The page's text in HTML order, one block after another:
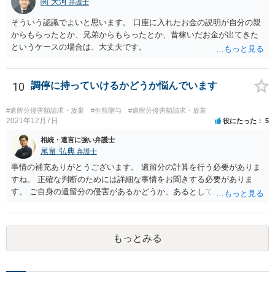
弁護士
そういう認識でよいと思います。 口座に入れたお金の説明が自分の親
からもらったとか、兄弟からもらったとか、昔稼いだお金が出てきた
というケースの場合は、大丈夫です。
10 調停に持っていけるかどうか悩んでいます
#遺留分侵害額請求・放棄 #生前贈与 #遺留分侵害額請求・放棄
2021年12月7日 役にたった 5
相続・遺言に強い弁護士
尾畠 弘典 弁護士
事情の補充ありがとうございます。 遺留分の計算を行う必要がありま
すね。 正確な判断のためには詳細な事情をお聞きする必要がありま
す。 ご自身の遺留分の侵害があるかどうか、あるとしてどの程度の金
相談されるのが良いと思います。
もっとみる